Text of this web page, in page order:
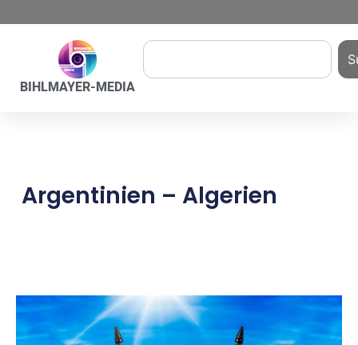
BIHLMAYER-MEDIA
Argentinien – Algerien